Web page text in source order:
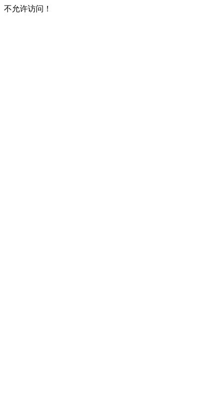
不允许访问！